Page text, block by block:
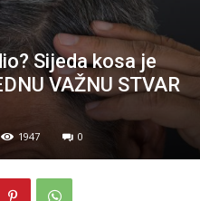
Sijeda kosa je
VAŽNU STVAR
1947 0